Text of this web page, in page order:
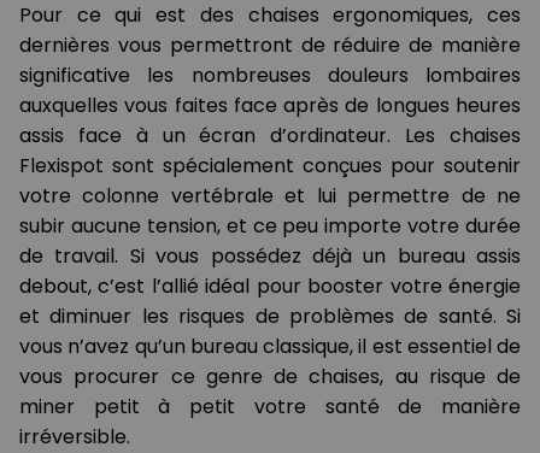
Pour ce qui est des chaises ergonomiques, ces
dernières vous permettront de réduire de manière
significative les nombreuses douleurs lombaires
auxquelles vous faites face après de longues heures
assis face à un écran d’ordinateur. Les chaises
Flexispot sont spécialement conçues pour soutenir
votre colonne vertébrale et lui permettre de ne
subir aucune tension, et ce peu importe votre durée
de travail. Si vous possédez déjà un bureau assis
debout, c’est l’allié idéal pour booster votre énergie
et diminuer les risques de problèmes de santé. Si
vous n’avez qu’un bureau classique, il est essentiel de
vous procurer ce genre de chaises, au risque de
miner petit à petit votre santé de manière
irréversible.